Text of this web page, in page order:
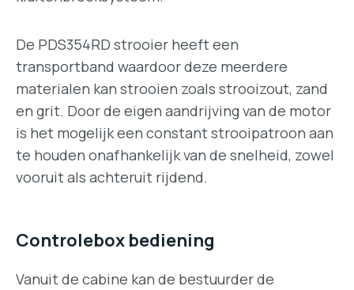
De PDS354RD strooier heeft een
transportband waardoor deze meerdere
materialen kan strooien zoals strooizout, zand
en grit. Door de eigen aandrijving van de motor
is het mogelijk een constant strooipatroon aan
te houden onafhankelijk van de snelheid, zowel
vooruit als achteruit rijdend.
Controlebox bediening
Vanuit de cabine kan de bestuurder de